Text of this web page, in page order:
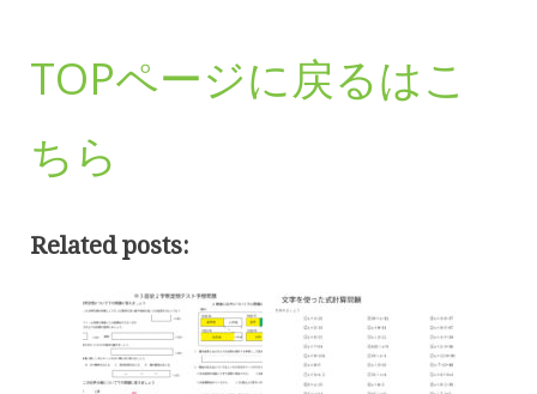
TOPページに戻るはこ
ちら
Related posts: